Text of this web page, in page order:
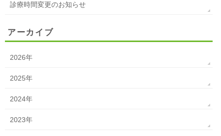
診療時間変更のお知らせ
アーカイブ
2026年
2025年
2024年
2023年